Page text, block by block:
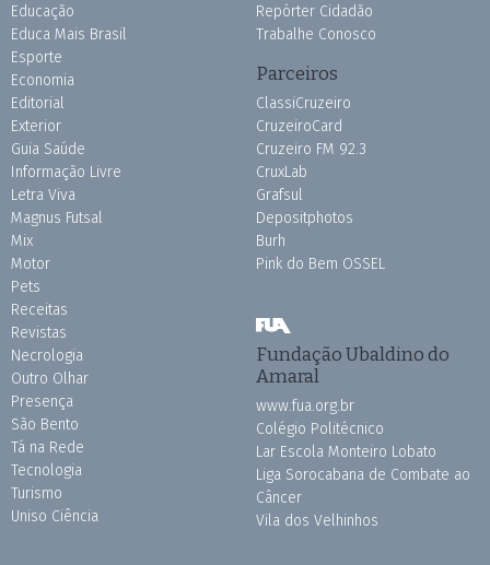
Educação
Educa Mais Brasil
Esporte
Economia
Editorial
Exterior
Guia Saúde
Informação Livre
Letra Viva
Magnus Futsal
Mix
Motor
Pets
Receitas
Revistas
Necrologia
Outro Olhar
Presença
São Bento
Tá na Rede
Tecnologia
Turismo
Uniso Ciência
Repórter Cidadão
Trabalhe Conosco
Parceiros
ClassiCruzeiro
CruzeiroCard
Cruzeiro FM 92.3
CruxLab
Grafsul
Depositphotos
Burh
Pink do Bem OSSEL
Fundação Ubaldino do
Amaral
www.fua.org.br
Colégio Politécnico
Lar Escola Monteiro Lobato
Liga Sorocabana de Combate ao
Câncer
Vila dos Velhinhos